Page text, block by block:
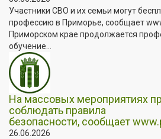
Участники СВО и их семьи могут
профессию в Приморье, сообщает
Приморском крае продолжается
обучение...
На массовых мероприятиях
соблюдать правила
безопасности, сообщает
26.06.2026